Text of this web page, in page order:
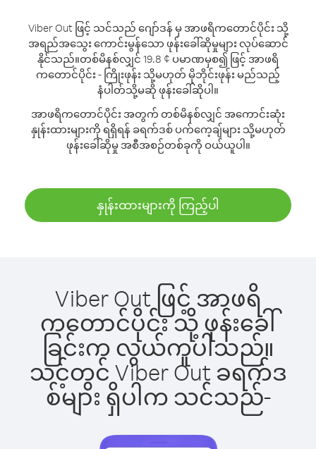
Viber Out ဖြင့် သင်သည် ဂျော်ဒန် မှ အာဖရိကတောင်ပိုင်း သို့
အရည်အသွေး ကောင်းမွန်သော ဖုန်းခေါ်ဆိုမှုများ လုပ်ဆောင်
နိုင်သည်။တစ်မိနစ်လျှင် 19.8 ¢ ပမာဏမှစ၍ ဖြင့် အာဖရိ
ကတောင်ပိုင်း - ကြိုးဖုန်း သို့မဟုတ် မိုဘိုင်းဖုန်း မည်သည့်
နံပါတ်သို့မဆို ဖုန်းခေါ်ဆိုပါ။
အာဖရိကတောင်ပိုင်း အတွက် တစ်မိနစ်လျှင် အကောင်းဆုံး
နှုန်းထားများကို ရရှိရန် ခရက်ဒစ် ပက်ကေ့ချ်များ သို့မဟုတ်
ဖုန်းခေါ်ဆိုမှု အစီအစဉ်တစ်ခုကို ဝယ်ယူပါ။
နှုန်းထားများကို ကြည့်ပါ
Viber Out ဖြင့် အာဖရိ
ကတောင်ပိုင်း သို့ ဖုန်းခေါ်
ခြင်းက လွယ်ကူပါသည်။
သင့်တွင် Viber Out ခရက်ဒ
စ်များ ရှိပါက သင်သည်-